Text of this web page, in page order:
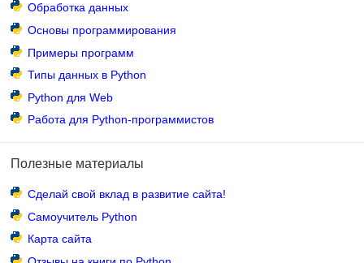
Обработка данных
Основы программирования
Примеры программ
Типы данных в Python
Python для Web
Работа для Python-программистов
Полезные материалы
Сделай свой вклад в развитие сайта!
Самоучитель Python
Карта сайта